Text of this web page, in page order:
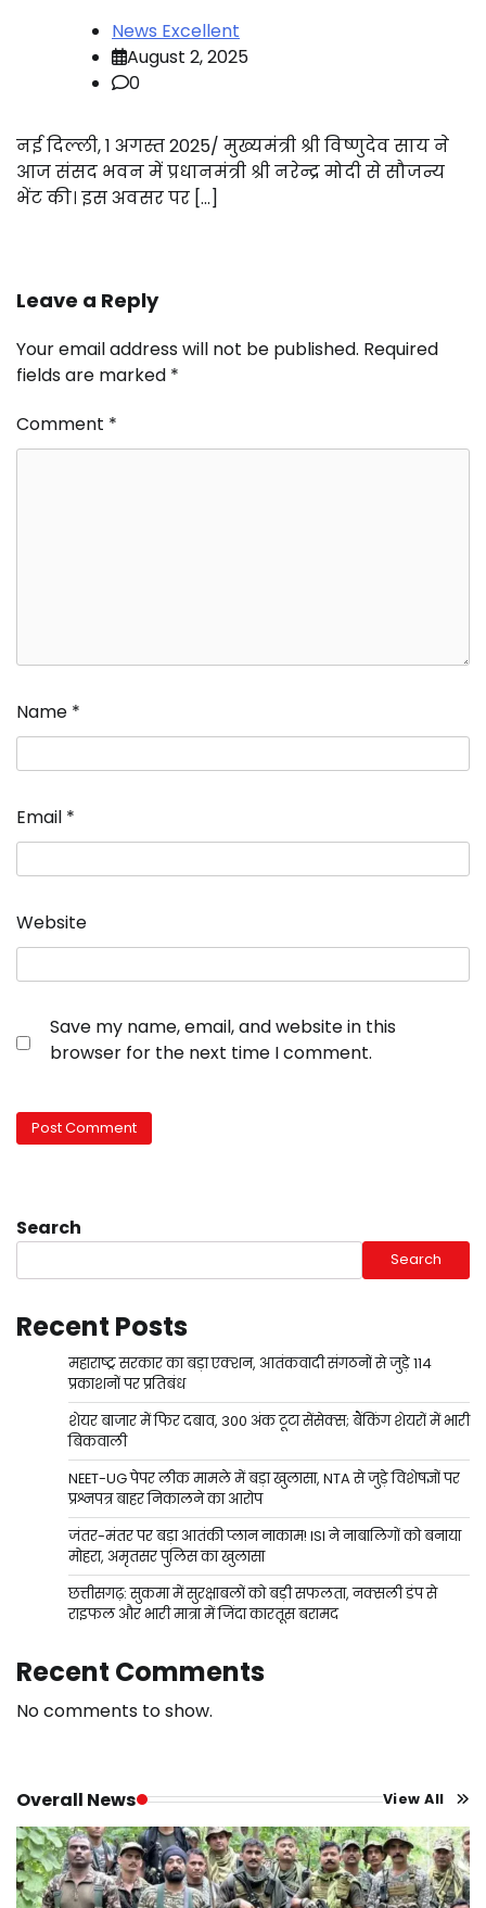
News Excellent
August 2, 2025
0
नई दिल्ली, 1 अगस्त 2025/ मुख्यमंत्री श्री विष्णुदेव साय ने
आज संसद भवन में प्रधानमंत्री श्री नरेन्द्र मोदी से सौजन्य
भेंट की। इस अवसर पर […]
Leave a Reply
Your email address will not be published. Required
fields are marked *
Comment *
Name *
Email *
Website
Save my name, email, and website in this
browser for the next time I comment.
Search
Search
Recent Posts
महाराष्ट्र सरकार का बड़ा एक्शन, आतंकवादी संगठनों से जुड़े 114
प्रकाशनों पर प्रतिबंध
शेयर बाजार में फिर दबाव, 300 अंक टूटा सेंसेक्स; बैंकिंग शेयरों में भारी
बिकवाली
NEET-UG पेपर लीक मामले में बड़ा खुलासा, NTA से जुड़े विशेषज्ञों पर
प्रश्नपत्र बाहर निकालने का आरोप
जंतर-मंतर पर बड़ा आतंकी प्लान नाकाम! ISI ने नाबालिगों को बनाया
मोहरा, अमृतसर पुलिस का खुलासा
छत्तीसगढ़: सुकमा में सुरक्षाबलों को बड़ी सफलता, नक्सली डंप से
राइफल और भारी मात्रा में जिंदा कारतूस बरामद
Recent Comments
No comments to show.
Overall News View All